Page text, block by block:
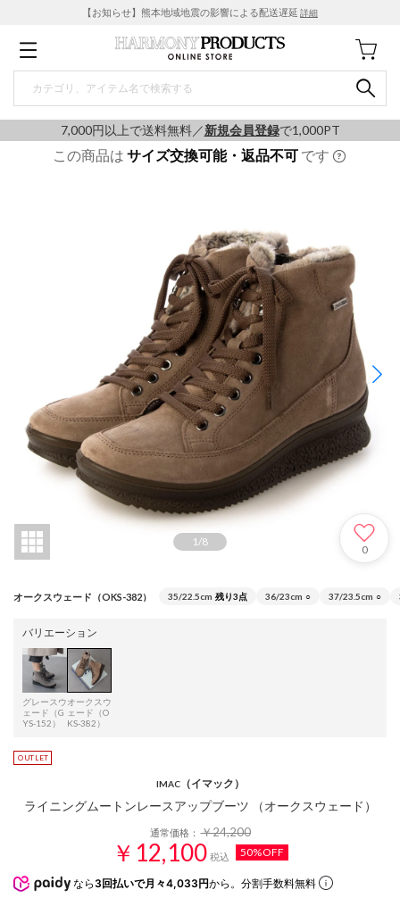
【お知らせ】熊本地域地震の影響による配送遅延 詳細
7,000円以上で送料無料／新規会員登録で1,000PT
この商品は サイズ交換可能・返品不可 です
1/8
0
オークスウェード（OKS-382） 35/22.5cm 残り3点 36/23cm ○ 37/23.5cm ○
バリエーション
グレースウ
ェード（G
YS-152）
オークスウ
ェード（O
KS-382）
IMAC（イマック）
ライニングムートンレースアップブーツ （オークスウェード）
通常価格：￥24,200
￥12,100 税込 50%OFF
なら 3回払いで月々4,033円から。分割手数料無料